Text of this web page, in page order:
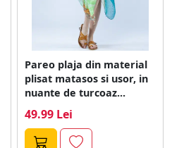
Pareo plaja din material
plisat matasos si usor, in
nuante de turcoaz...
49.99 Lei